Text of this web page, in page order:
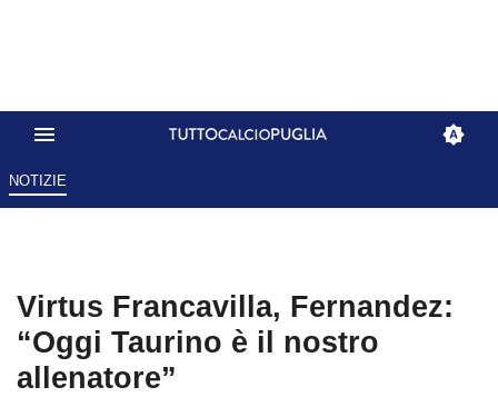
NOTIZIE
Virtus Francavilla, Fernandez:
“Oggi Taurino è il nostro
allenatore”